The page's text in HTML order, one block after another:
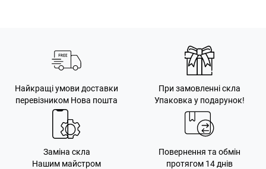
Найкращі умови доставки
перевізником Нова пошта
При замовленні скла
Упаковка у подарунок!
Заміна скла
Нашим майстром
Повернення та обмін
протягом 14 днів